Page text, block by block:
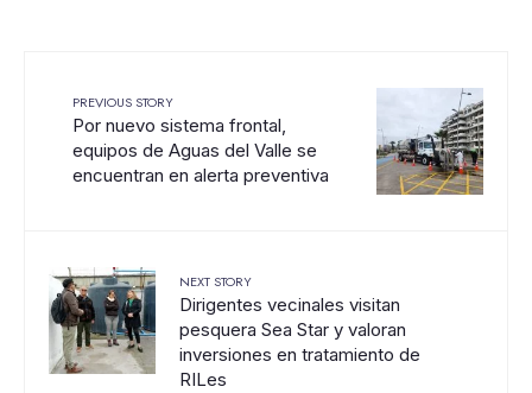
PREVIOUS STORY
Por nuevo sistema frontal,
equipos de Aguas del Valle se
encuentran en alerta preventiva
NEXT STORY
Dirigentes vecinales visitan
pesquera Sea Star y valoran
inversiones en tratamiento de
RILes